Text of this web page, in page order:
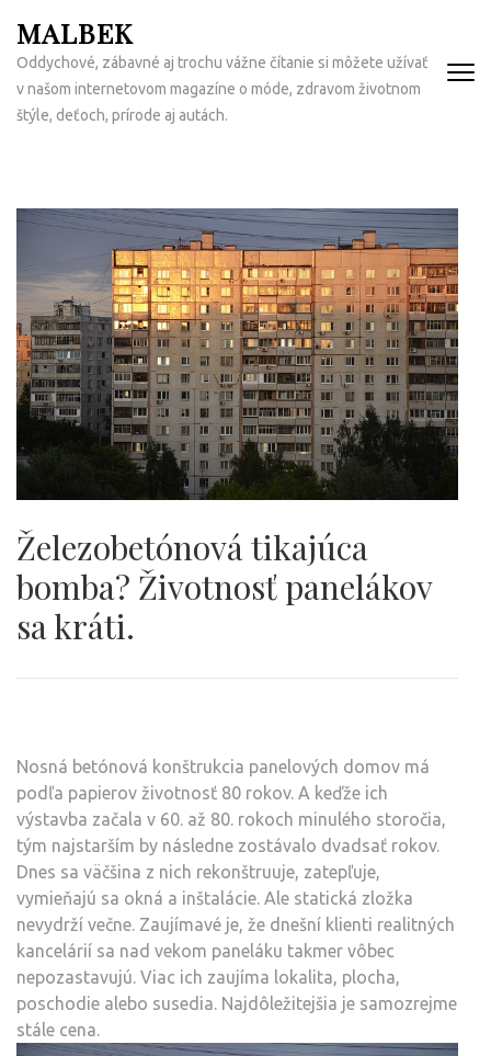
na
obsah
(Enter)
MALBEK
Oddychové, zábavné aj trochu vážne čítanie si môžete užívať
v našom internetovom magazíne o móde, zdravom životnom
štýle, deťoch, prírode aj autách.
Železobetónová tikajúca
bomba? Životnosť panelákov
sa kráti.
Nosná betónová konštrukcia panelových domov má
podľa papierov životnosť 80 rokov. A keďže ich
výstavba začala v 60. až 80. rokoch minulého storočia,
tým najstarším by následne zostávalo dvadsať rokov.
Dnes sa väčšina z nich rekonštruuje, zatepľuje,
vymieňajú sa okná a inštalácie. Ale statická zložka
nevydrží večne. Zaujímavé je, že dnešní klienti realitných
kancelárií sa nad vekom paneláku takmer vôbec
nepozastavujú. Viac ich zaujíma lokalita, plocha,
poschodie alebo susedia. Najdôležitejšia je samozrejme
stále cena.